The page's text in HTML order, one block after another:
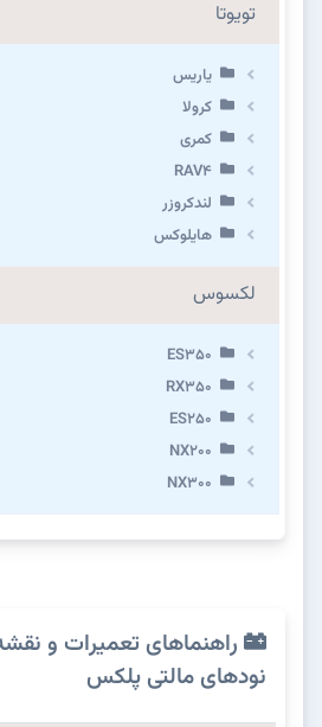
تویوتا
یاریس
کرولا
کمری
RAV4
لندکروزر
هایلوکس
لکسوس
ES350
RX350
ES250
NX200
NX300
راهنماهای تعمیرات و
نودهای مالتی پلکس